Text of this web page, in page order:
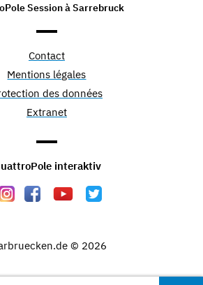
Session à Sarrebruck
Contact
Mentions légales
des données
Extranet
interaktiv
© 2026